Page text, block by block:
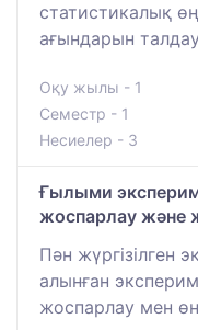
статистикалық
ағындарын
Оқу жылы - 1
Семестр - 1
Несиелер - 3
Ғылыми
жоспарлау және
Пән жүргізілген
алынған
жоспарлау мен